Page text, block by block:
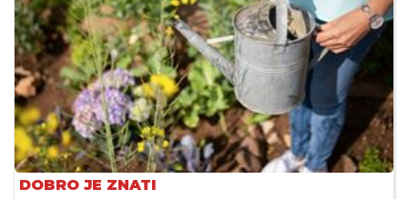
DOBRO JE ZNATI